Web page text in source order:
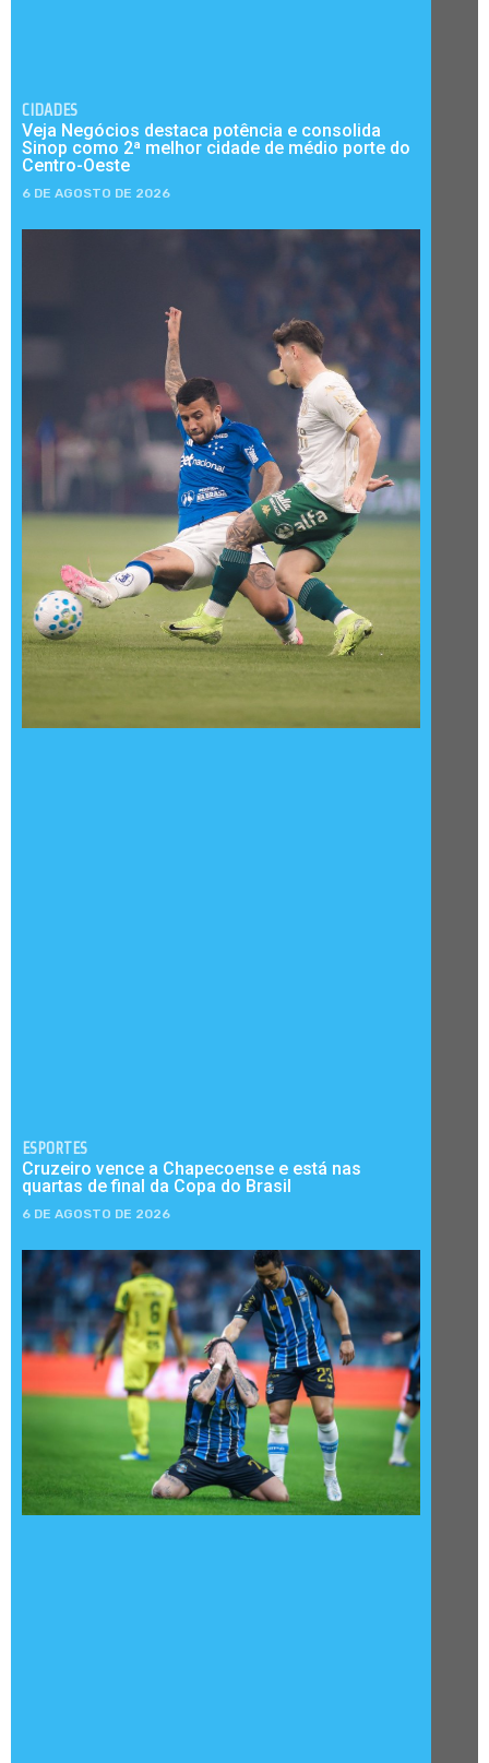
CIDADES
Veja Negócios destaca potência e consolida
Sinop como 2ª melhor cidade de médio porte do
Centro-Oeste
6 DE AGOSTO DE 2026
ESPORTES
Cruzeiro vence a Chapecoense e está nas
quartas de final da Copa do Brasil
6 DE AGOSTO DE 2026